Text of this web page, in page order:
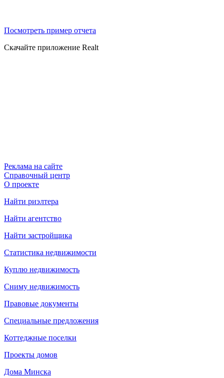
Посмотреть пример отчета
Скачайте приложение Realt
Реклама на сайте
Справочный центр
О проекте
Найти риэлтера
Найти агентство
Найти застройщика
Статистика недвижимости
Куплю недвижимость
Сниму недвижимость
Правовые документы
Специальные предложения
Коттеджные поселки
Проекты домов
Дома Минска